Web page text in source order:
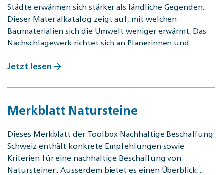
Städte erwärmen sich stärker als ländliche Gegenden.
Dieser Materialkatalog zeigt auf, mit welchen
Baumaterialien sich die Umwelt weniger erwärmt. Das
Nachschlagewerk richtet sich an Planerinnen und…
Jetzt lesen
Merkblatt Natursteine
Dieses Merkblatt der Tool­box Nach­hal­ti­ge Be­schaf­fung
Schweiz enthält konkrete Empfehlungen sowie
Kriterien für eine nachhaltige Beschaffung von
Natursteinen. Ausserdem bietet es einen Überblick…